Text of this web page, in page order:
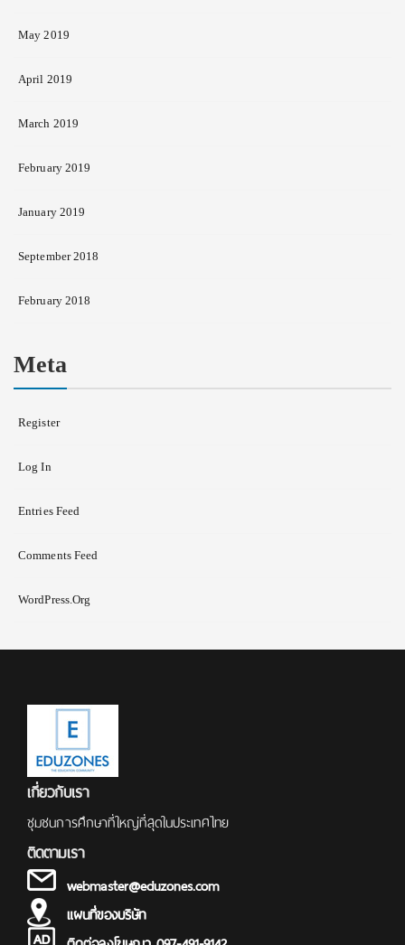
May 2019
April 2019
March 2019
February 2019
January 2019
September 2018
February 2018
Meta
Register
Log In
Entries Feed
Comments Feed
WordPress.org
เกี่ยวกับเรา
ชุมชนการศึกษาที่ใหญ่ที่สุดในประเทศไทย
ติดตามเรา
webmaster@eduzones.com
แผนที่ของบริษัท